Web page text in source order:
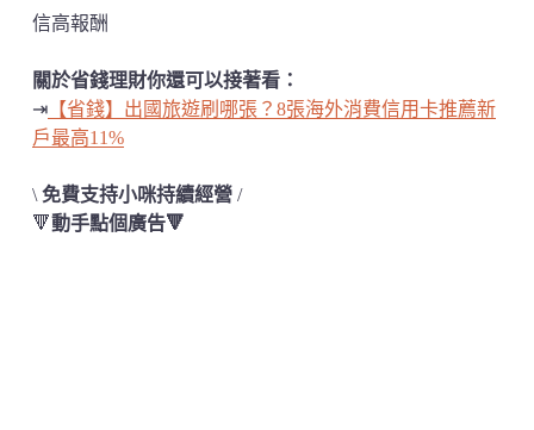
信高報酬
關於省錢理財你還可以接著看：
⇥【省錢】出國旅遊刷哪張？8張海外消費信用卡推薦新
戶最高11%
\免費支持小咪持續經營/
🔻動手點個廣告🔻